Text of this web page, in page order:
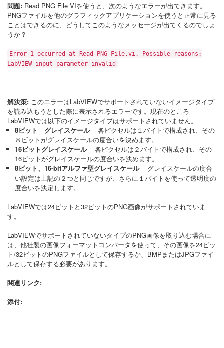
問題: Read PNG File VIを使うと、次のようなエラーが出てきます。
PNGファイルを他のグラフィックアプリケーションを使うと正常に見る
ことはできるのに、どうしてこのようなメッセージが出てくるのでしょ
うか？
Error 1 occurred at Read PNG File.vi. Possible reasons:
LabVIEW input parameter invalid
解決策: このエラーはLabVIEWでサポートされていないイメージタイプ
を読み込もうとした際に表示されるエラーです。現在のところ
LabVIEWでは以下のイメージタイプはサポートされていません。
8ビット グレイスケール-- 各ピクセルは１バイトで構成され、その
８ビットがグレイスケールの度合いを決めます。
16ビットグレイスケール-- 各ピクセルは２バイトで構成され、その
16ビットがグレイスケールの度合いを決めます。
8ビット、16-bitアルファ型グレイスケール-- グレイスケールの度合
い設定は上記の２つと同じですが、さらに１バイトを使って透明度の
度合いを決定します。
LabVIEWでは24ビットと32ビットのPNG画像がサポートされていま
す。
LabVIEWでサポートされていないタイプのPNG画像を取り込む場合に
は、他社製の画像フォーマットコンバータを使って、その画像を24ビッ
ト/32ビットのPNGファイルとして保存するか、BMPまたはJPGファイ
ルとして保存する必要があります。
関連リンク:
添付: